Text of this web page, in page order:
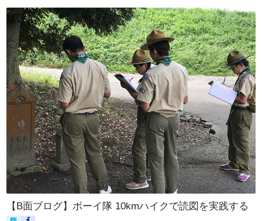
【B面ブログ】ボーイ隊 10kmハイクで読図を実践する